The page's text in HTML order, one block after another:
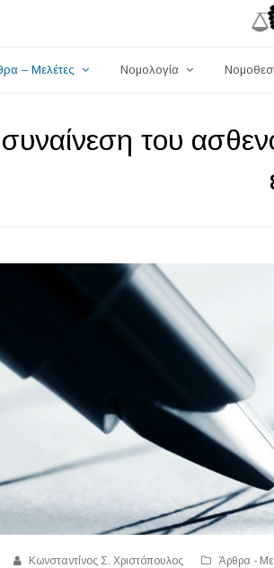
– Μελέτες Νομολογία
του
Κωνσταντίνος Σ. Χριστόπουλος Άρθρα -